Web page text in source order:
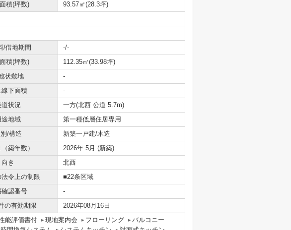
積(坪数)
93.57㎡(28.3坪)
/借地期間
-/-
積(坪数)
112.35㎡(33.98坪)
状敷地
-
線下面積
-
道状況
一方(北西 公道 5.7m)
途地域
第一種低層住居専用
/構造
新築一戸建/木造
築年数）
2026年 5月 (新築)
向き
北西
令上の制限
■22条区域
確認番号
-
の有効期限
2026年08月16日
能評価書付 現地案内会 フローリング
バルコニー